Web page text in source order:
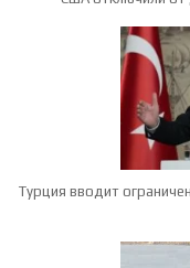
Турция вводит